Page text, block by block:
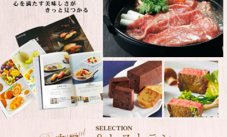
カフェ＆レストランの食事体験が選べるカタログギフト。人気カフェのスイーツ